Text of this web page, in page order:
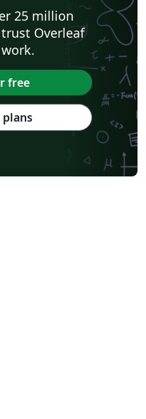
25 million
Overleaf
free
plans